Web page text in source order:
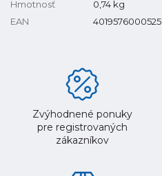
Hmotnosť
0,74 kg
EAN
4019576000525
Zvýhodnené ponuky
pre registrovaných
zákazníkov